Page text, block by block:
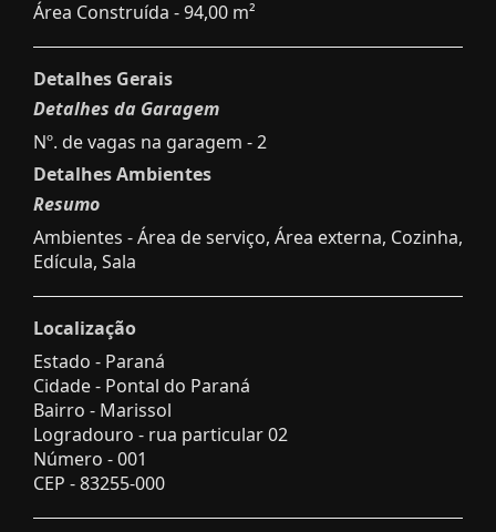
Área Construída - 94,00 m²
Detalhes Gerais
Detalhes da Garagem
Nº. de vagas na garagem - 2
Detalhes Ambientes
Resumo
Ambientes - Área de serviço, Área externa, Cozinha,
Edícula, Sala
Localização
Estado - Paraná
Cidade - Pontal do Paraná
Bairro - Marissol
Logradouro - rua particular 02
Número -001
CEP -83255-000